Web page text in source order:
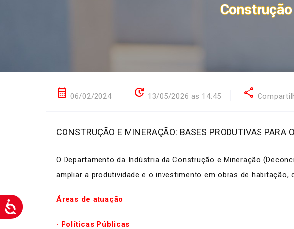
calendar_month 06/02/2024 update 13/05/2026 as 14:45 share
CONSTRUÇÃO E MINERAÇÃO: BASES PRODUTIVAS PARA
O Departamento da Indústria da Construção e Mineração
ampliar a produtividade e o investimento em obras de
Áreas de atuação
· Políticas Públicas